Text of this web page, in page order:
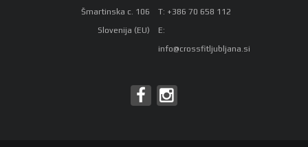
T: +386 70 658 112
E:
info@crossfitljubljana.si
Šmartinska c. 106
Slovenija (EU)